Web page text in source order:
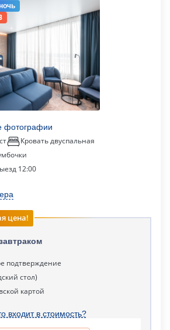
фотографии
Кровать двуспальная
12:00
цена!
подтверждение
стол)
картой
входит в стоимость?